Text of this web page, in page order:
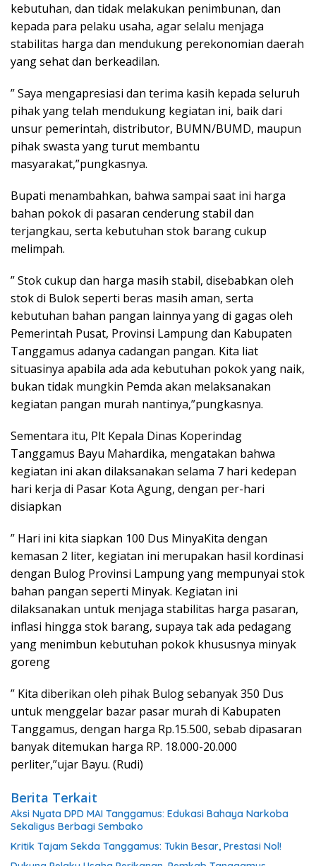
kebutuhan, dan tidak melakukan penimbunan, dan
kepada para pelaku usaha, agar selalu menjaga
stabilitas harga dan mendukung perekonomian daerah
yang sehat dan berkeadilan.
” Saya mengapresiasi dan terima kasih kepada seluruh
pihak yang telah mendukung kegiatan ini, baik dari
unsur pemerintah, distributor, BUMN/BUMD, maupun
pihak swasta yang turut membantu
masyarakat,”pungkasnya.
Bupati menambahkan, bahwa sampai saat ini harga
bahan pokok di pasaran cenderung stabil dan
terjangkau, serta kebutuhan stok barang cukup
melimpah.
” Stok cukup dan harga masih stabil, disebabkan oleh
stok di Bulok seperti beras masih aman, serta
kebutuhan bahan pangan lainnya yang di gagas oleh
Pemerintah Pusat, Provinsi Lampung dan Kabupaten
Tanggamus adanya cadangan pangan. Kita liat
situasinya apabila ada ada kebutuhan pokok yang naik,
bukan tidak mungkin Pemda akan melaksanakan
kegiatan pangan murah nantinya,”pungkasnya.
Sementara itu, Plt Kepala Dinas Koperindag
Tanggamus Bayu Mahardika, mengatakan bahwa
kegiatan ini akan dilaksanakan selama 7 hari kedepan
hari kerja di Pasar Kota Agung, dengan per-hari
disiapkan
” Hari ini kita siapkan 100 Dus MinyaKita dengan
kemasan 2 liter, kegiatan ini merupakan hasil kordinasi
dengan Bulog Provinsi Lampung yang mempunyai stok
bahan pangan seperti Minyak. Kegiatan ini
dilaksanakan untuk menjaga stabilitas harga pasaran,
inflasi hingga stok barang, supaya tak ada pedagang
yang menimbun kebutuhan pokok khususnya minyak
goreng
” Kita diberikan oleh pihak Bulog sebanyak 350 Dus
untuk menggelar bazar pasar murah di Kabupaten
Tanggamus, dengan harga Rp.15.500, sebab dipasaran
banyak ditemukan harga RP. 18.000-20.000
perliter,”ujar Bayu. (Rudi)
Berita Terkait
Aksi Nyata DPD MAI Tanggamus: Edukasi Bahaya Narkoba
Sekaligus Berbagi Sembako
Kritik Tajam Sekda Tanggamus: Tukin Besar, Prestasi Nol!